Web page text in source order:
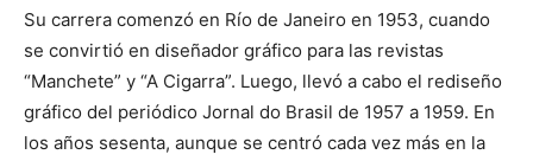
Su carrera comenzó en Río de Janeiro en 1953, cuando
se convirtió en diseñador gráfico para las revistas
“Manchete” y “A Cigarra”. Luego, llevó a cabo el rediseño
gráfico del periódico Jornal do Brasil de 1957 a 1959. En
los años sesenta, aunque se centró cada vez más en la